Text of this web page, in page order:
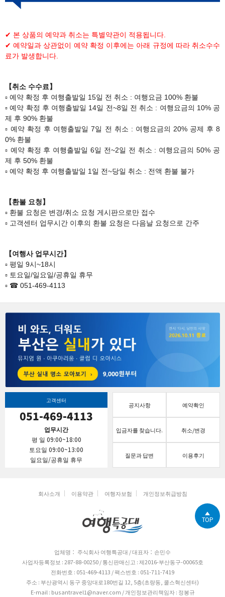
✔ 본 상품의 예약과 취소는 특별약관이 적용됩니다.
✔ 예약일과 상관없이 예약 확정 이후에는 아래 규정에 따라 취소수수
료가 발생합니다.​
【취소 수수료】
▫ 예약 확정 후 여행출발일 15일 전 취소 : 여행요금 100% 환불
▫ 예약 확정 후 ​여행출발일 14일 전~8일 전 취소 : 여행요금의 10% 공
제 후 90% 환불​
▫ 예약 확정 후 ​여행출발일 7일 전 취소 : 여행요금의 20% 공제 후 8
0% 환불
▫ 예약 확정 후 ​여행출발일 6일 전~2일 전 취소 : 여행요금의 50% 공
제 후 50% 환불
▫ 예약 확정 후 ​여행출발일 1일 전~당일 취소 : 전액 환불 불가​​
【환불 요청】
​​▫ ​​​​환불 요청은 변경/취소 요청 게시판으로만 접수
​​▫ ​​​​고객센터 업무시간 이후의 환불 요청은 다음날 요청으로 간주
【여행사 업무시간】
​​▫ ​​​​평일 9시~18시
​​▫ 토요일/​​​일요일/공휴일 휴무​​​​
▫ ☎ 051-469-4113​​​
고객센터
051-469-4113
업무시간
평 일 09:00~18:00
토요일 09:00~13:00
일요일/공휴일 휴무
공지사항 예약확인
입금자를 찾습니다. 취소/변경
질문과 답변 이용후기
회사소개 이용약관 여행자보험 개인정보취급방침
업체명： 주식회사 여행특공대 / 대표자：손민수
사업자등록정보 : 287-88-00250 / 통신판매신고 : 제2016-부산동구-00065호
전화번호 : 051-469-4113 / 팩스번호 : 051-711-7419
주소 : 부산광역시 동구 중앙대로180번길 12, 5층(초량동, 쿨스혁신센터)
E-mail : busantravel1@naver.com / 개인정보관리책임자 : 정봉규
TOP